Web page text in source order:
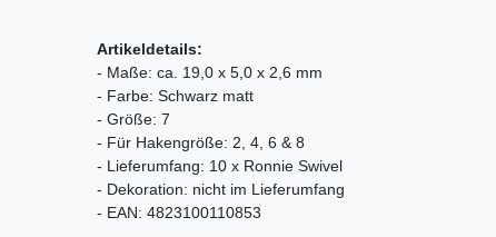
Artikeldetails:
- Maße: ca. 19,0 x 5,0 x 2,6 mm
- Farbe: Schwarz matt
- Größe: 7
- Für Hakengröße: 2, 4, 6 & 8
- Lieferumfang: 10 x Ronnie Swivel
- Dekoration: nicht im Lieferumfang
- EAN: 4823100110853